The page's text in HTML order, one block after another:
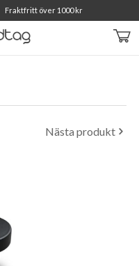
Fraktfritt över 1000 kr
i varukorgen
Nästa produkt